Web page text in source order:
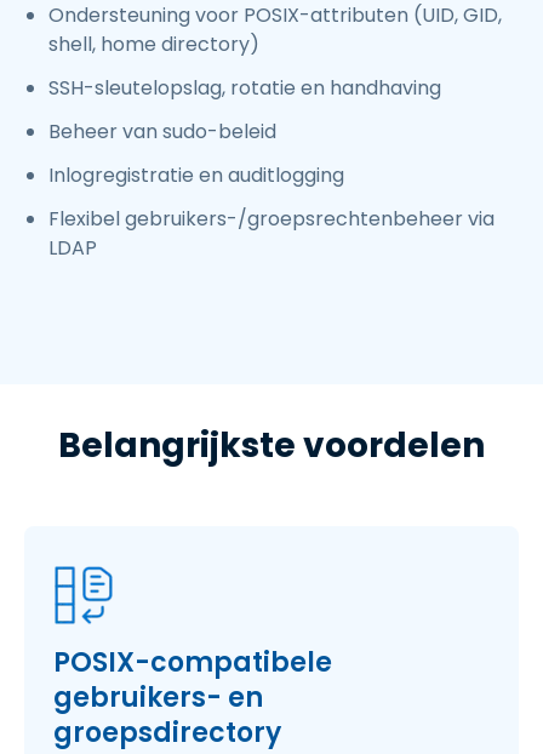
Ondersteuning voor POSIX-attributen (UID, GID,
shell, home directory)
SSH-sleutelopslag, rotatie en handhaving
Beheer van sudo-beleid
Inlogregistratie en auditlogging
Flexibel gebruikers-/groepsrechtenbeheer via
LDAP
Belangrijkste voordelen
POSIX-compatibele
gebruikers- en
groepsdirectory